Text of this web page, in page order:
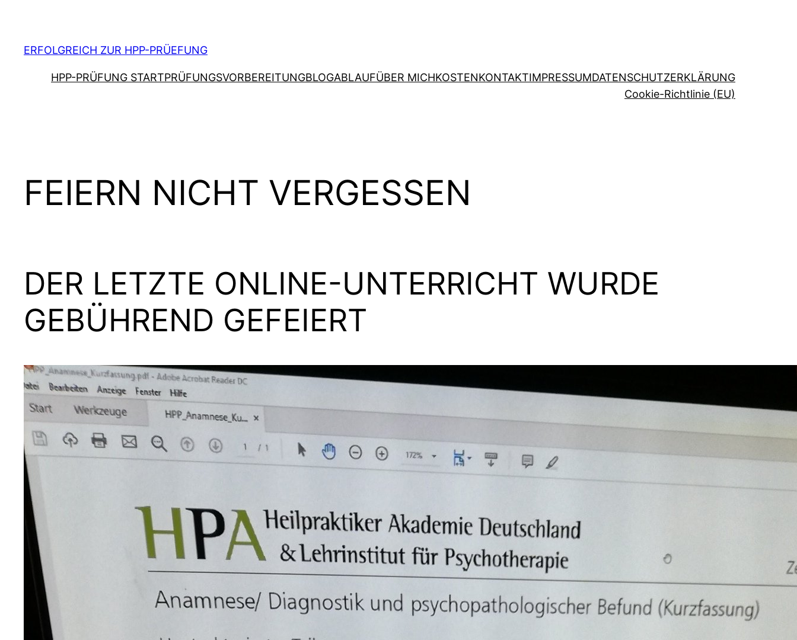
springen
ERFOLGREICH ZUR HPP-PRÜEFUNG
HPP-PRÜFUNG STARTPRÜFUNGSVORBEREITUNGBLOGABLAUFÜBER MICHKOSTENKONTAKTIMPRESSUMDATENSCHUTZERKLÄRUNG
Cookie-Richtlinie (EU)
FEIERN NICHT VERGESSEN
DER LETZTE ONLINE-UNTERRICHT WURDE
GEBÜHREND GEFEIERT